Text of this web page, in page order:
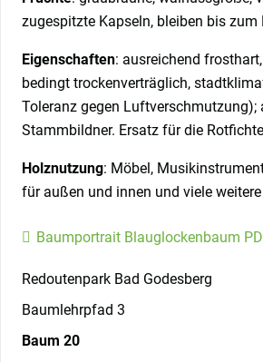
zugespitzte Kapseln, bleiben bis zum
Eigenschaften: ausreichend
bedingt trockenverträglich,
Toleranz gegen Luftverschmutzung);
Stammbildner. Ersatz für die
Holznutzung: Möbel,
für außen und innen und viele
Baumportrait Blauglockenbaum
Redoutenpark Bad Godesberg
Baumlehrpfad 3
Baum 20